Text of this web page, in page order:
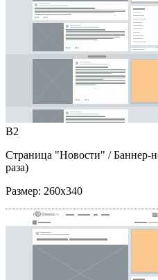
B2
Страница "Новости" / Баннер-
раза)
Размер: 260x340